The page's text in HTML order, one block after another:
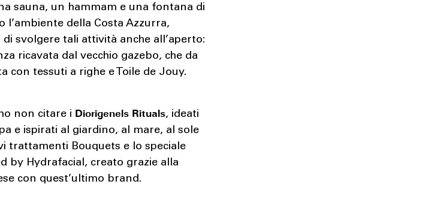
sauna, un hammam e una fontana di
l’ambiente della Costa Azzurra,
svolgere tali attività anche all’aperto:
ricavata dal vecchio gazebo, che da
con tessuti a righe e Toile de Jouy.
non citare i Diorigenels Rituals, ideati
e ispirati al giardino, al mare, al sole
trattamenti Bouquets e lo speciale
by Hydrafacial, creato grazie alla
con quest’ultimo brand.